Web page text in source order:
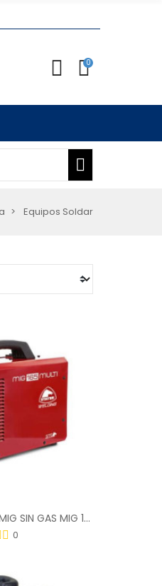
0
Equipos Soldar
EQUIPO SOLDADURA MIG SIN GAS MIG 165 (160)
0